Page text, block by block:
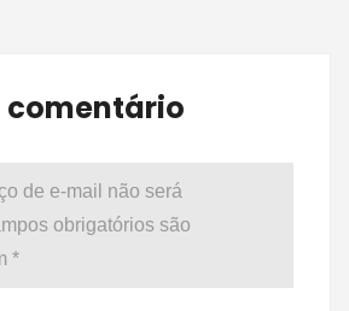
comentário
de e-mail não será
obrigatórios são
*